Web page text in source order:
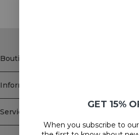
Boutique
Information
Service client
Newsletter
GET 15%
When you subscribe to